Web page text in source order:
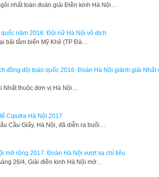
nhất toàn đoàn giải Điền kinh Hà Nội…
năm 2016: Đội nữ Hà Nội vô địch
bãi tắm biển Mỹ Khê (TP Đà…
đồng đội toàn quốc 2016: Đoàn Hà Nội giành giải Nhất
Nhất thuộc đơn vị Hà Nội…
Ciputra Hà Nội 2017
Cầu Giấy, Hà Nội, đã diễn ra buổi…
mở rộng 2017: Đoàn Hà Nội vượt xa chỉ tiêu
26/4, Giải điền kinh Hà Nội mở…